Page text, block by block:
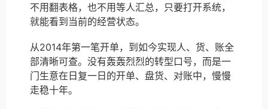
不用翻表格，也不用等人汇总，只要打开系统，
就能看到当前的经营状态。
从2014年第一笔开单，到如今实现人、货、账全
部清晰可查。没有轰轰烈烈的转型口号，而是一
门生意在日复一日的开单、盘货、对账中，慢慢
走稳十年。